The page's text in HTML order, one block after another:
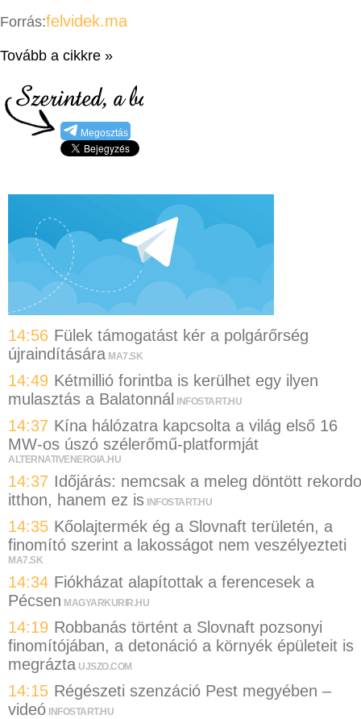
Forrás:felvidek.ma
Tovább a cikkre »
Megosztás
14:56 Fülek támogatást kér a polgárőrség
újraindítására MA7.SK
14:49 Kétmillió forintba is kerülhet egy ilyen
mulasztás a Balatonnál
INFOSTART.HU
14:37 Kína hálózatra kapcsolta a világ első 16
MW-os úszó szélerőmű-platformját
ALTERNATIVENERGIA.HU
14:37 Időjárás: nemcsak a meleg döntött
itthon, hanem ez is INFOSTART.HU
14:35 Kőolajtermék ég a Slovnaft területén, a
finomító szerint a lakosságot nem veszélyezteti
MA7.SK
14:34 Fiókházat alapítottak a ferencesek a
Pécsen MAGYARKURIR.HU
14:19 Robbanás történt a Slovnaft pozsonyi
finomítójában, a detonáció a környék épületeit is
megrázta UJSZO.COM
14:15 Régészeti szenzáció Pest megyében –
videó INFOSTART.HU